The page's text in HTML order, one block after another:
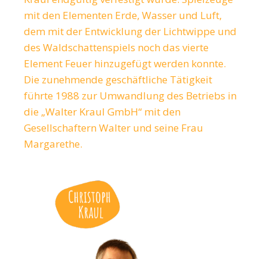
mit den Elementen Erde, Wasser und Luft,
dem mit der Entwicklung der Lichtwippe und
des Waldschattenspiels noch das vierte
Element Feuer hinzugefügt werden konnte.
Die zunehmende geschäftliche Tätigkeit
führte 1988 zur Umwandlung des Betriebs in
die „Walter Kraul GmbH“ mit den
Gesellschaftern Walter und seine Frau
Margarethe.